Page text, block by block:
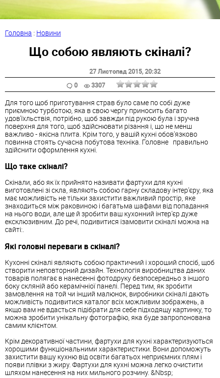
Головна : Новини
Що собою являють скіналі?
27 Листопад 2015, 20:32
0
3307
Для того щоб приготування страв було саме по собі дуже
приємною турботою, яка в свою чергу приносить багато
удов'їхльствія, потрібно, щоб завжди під рукою була і зручна
поверхня для того, щоб здійснювати різання і, що не менш
важливо - якісна плита. Крім того, у вашій кухні обов'язково
повинна стоять сучасна побутова техніка. Головне правильно
здійснити оформлення кухні.
Що таке скіналі?
Скінали, або як їх прийнято називати фартухи для кухні
виготовлені зі скла, являють собою гарну складову інтер'єру, яка
має можливість не тільки захистити важливий простір, яке
знаходиться між раковиною і багатьма шафами від попадання
на нього води, але ще й зробити ваш кухонний інтер'єр дуже
ексклюзивним. До речі, подивитися ізамовити скіналі можна на
сайті:.
Які головні переваги в скіналі?
Кухонні скіналі являють собою практичний і хороший спосіб, щоб
створити неповторний дизайн. Технологія виробництва даних
товарів полягає в нанесенні фотодруку безпосередньо з іншого
боку скляній або керамічніої панелі. Перед тим, як зробити
замовлення на той чи інший малюнок, виробники скіналі дають
можливість подивитися каталог всіх можливим зображень, а
якщо вам не вдасться підібрати для себе підходящу картинку, то
можна зробити унікальну фотографію, яка буде запропонована
самим клієнтом.
Крім декоративної частини, фартухи для кухні характеризуються
хорошими функціональними характеристики. Вони допоможуть
захистити вашу кухню від освіти багатьох неприємних плям і
появи плівки з жиру. Фартухи для кухні можна легко очистити
шляхом нанесення на них мильного розчину. &Nbsp;